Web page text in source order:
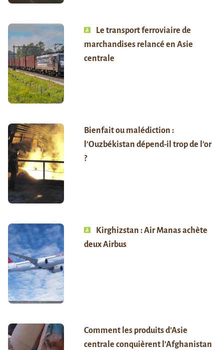
Le transport ferroviaire de
marchandises relancé en Asie
centrale
Bienfait ou malédiction :
l’Ouzbékistan dépend-il trop de l’or
?
Kirghizstan : Air Manas achète
deux Airbus
Comment les produits d’Asie
centrale conquièrent l’Afghanistan